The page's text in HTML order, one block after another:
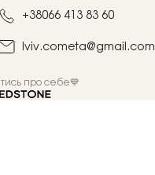
+38066 413 83 60
lviv.cometa@gmail.com
про себе💙